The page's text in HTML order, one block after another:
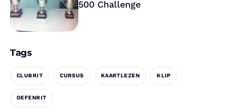
500 Challenge
Tags
CLUBRIT CURSUS KAARTLEZEN KLIP
OEFENRIT